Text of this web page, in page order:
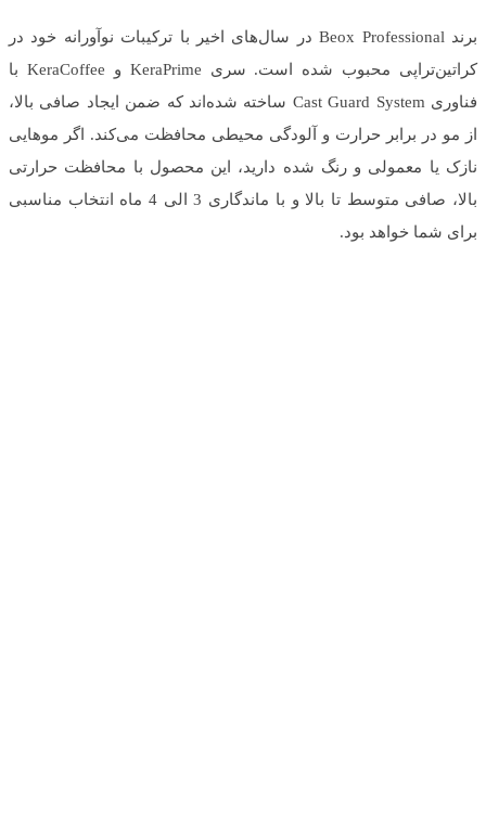
برند Beox Professional در سال‌های اخیر با ترکیبات نوآورانه‌ خود در
کراتین‌تراپی محبوب شده است. سری KeraPrime و KeraCoffee با
فناوری Cast Guard System ساخته شده‌اند که ضمن ایجاد صافی بالا،
از مو در برابر حرارت و آلودگی محیطی محافظت می‌کند. اگر موهایی
نازک یا معمولی و رنگ شده دارید، این محصول با محافظت حرارتی
بالا، صافی متوسط تا بالا و با ماندگاری 3 الی 4 ماه انتخاب مناسبی
برای شما خواهد بود.